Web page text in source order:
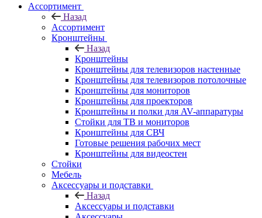
Ассортимент
Назад
Ассортимент
Кронштейны
Назад
Кронштейны
Кронштейны для телевизоров настенные
Кронштейны для телевизоров потолочные
Кронштейны для мониторов
Кронштейны для проекторов
Кронштейны и полки для AV-аппаратуры
Стойки для ТВ и мониторов
Кронштейны для СВЧ
Готовые решения рабочих мест
Кронштейны для видеостен
Стойки
Мебель
Аксессуары и подставки
Назад
Аксессуары и подставки